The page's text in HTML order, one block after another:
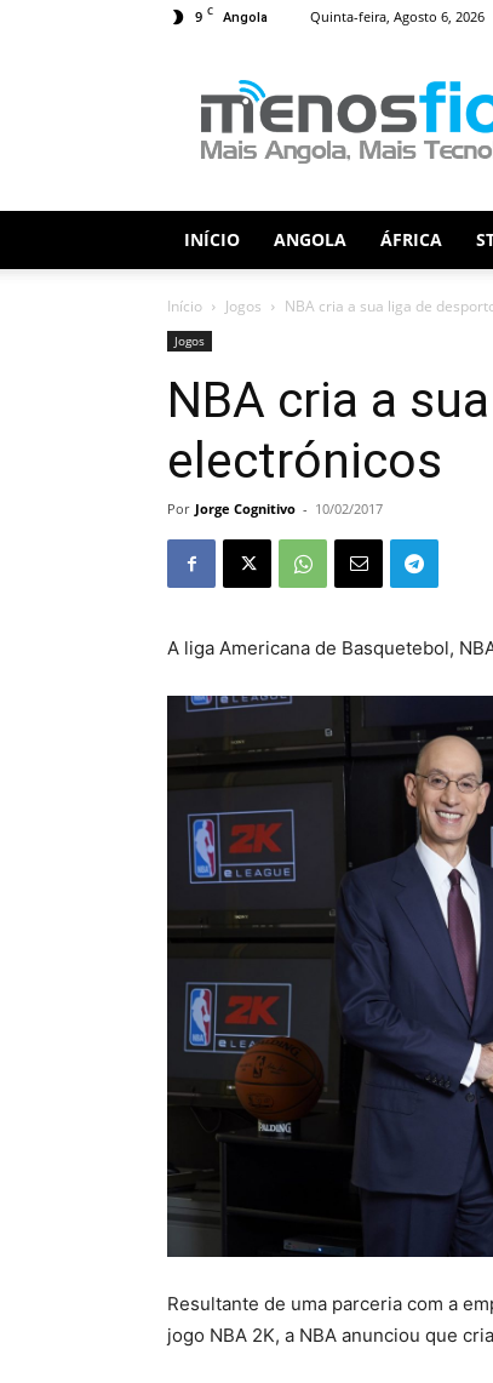
9 C Angola Quinta-feira, Agosto 6, 2026
Fios
INÍCIO ANGOLA ÁFRICA
Início Jogos NBA cria a sua liga de
Jogos
NBA cria a
electrónicos
Por Jorge Cognitivo - 10/02/2017
A liga Americana de Basquetebol,
Resultante de uma parceria com a
jogo NBA 2K, a NBA anunciou que